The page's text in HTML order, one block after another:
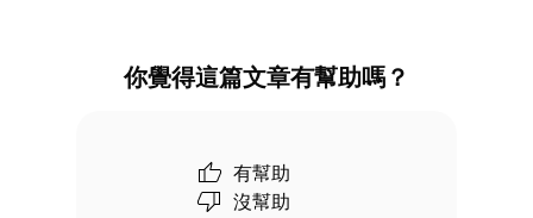
你覺得這篇文章有幫助嗎？
有幫助
沒幫助